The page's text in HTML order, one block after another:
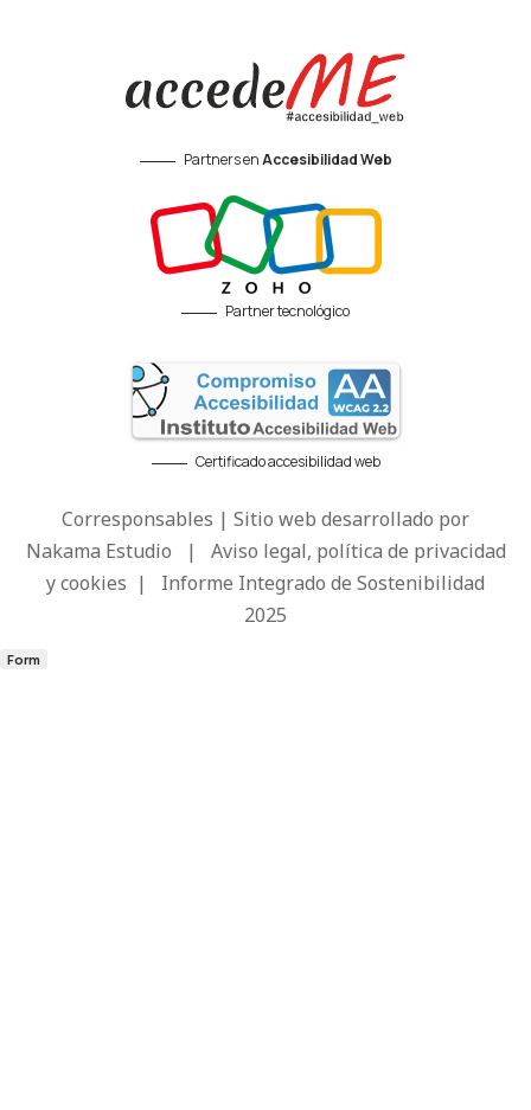
Partners enAccesibilidad Web
Partner tecnológico
Certificado accesibilidad web
Corresponsables | Sitio web desarrollado por
Nakama Estudio | Aviso legal, política de privacidad
y cookies | Informe Integrado de Sostenibilidad
2025
Form